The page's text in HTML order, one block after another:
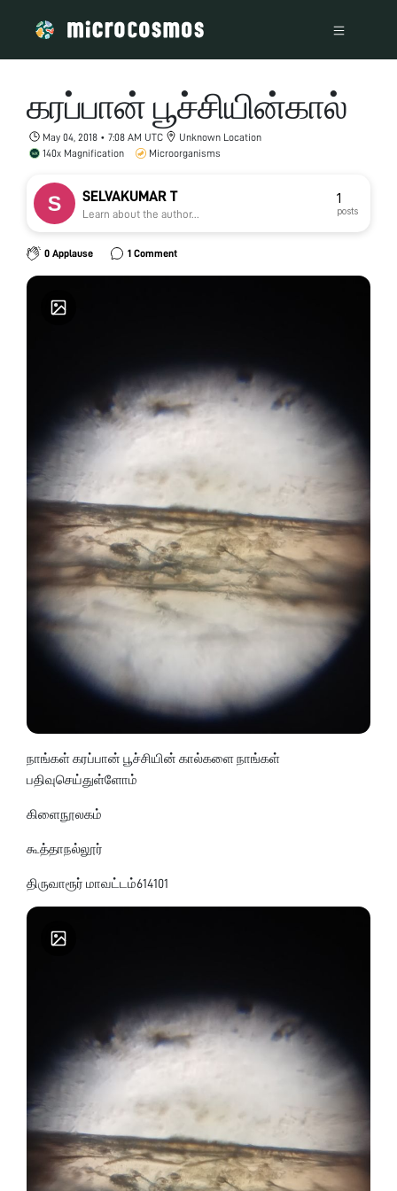
கரப்பான் பூச்சியின்கால்
May 04, 2018 • 7:08 AM UTC
Unknown Location
140x Magnification
Microorganisms
SELVAKUMAR T
Learn about the author...
1
posts
0 Applause 1 Comment
நாங்கள் கரப்பான் பூச்சியின் கால்களை நாங்கள்
பதிவுசெய்துள்ளோம்
கிளைநூலகம்
கூத்தாநல்லூர்
திருவாரூர் மாவட்டம்614101